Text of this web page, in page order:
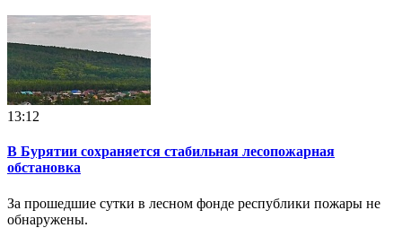
13:12
В Бурятии сохраняется стабильная лесопожарная
обстановка
За прошедшие сутки в лесном фонде республики пожары не
обнаружены.